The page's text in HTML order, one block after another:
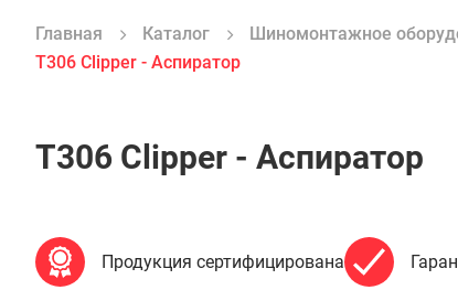
Главная Каталог Шиномонтажное
T306 Clipper - Аспиратор
T306 Clipper - Аспиратор
Продукция сертифицирована